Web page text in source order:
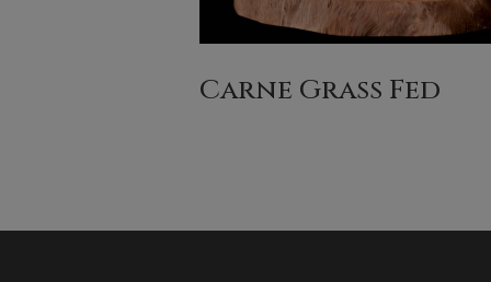
Carne Grass Fed